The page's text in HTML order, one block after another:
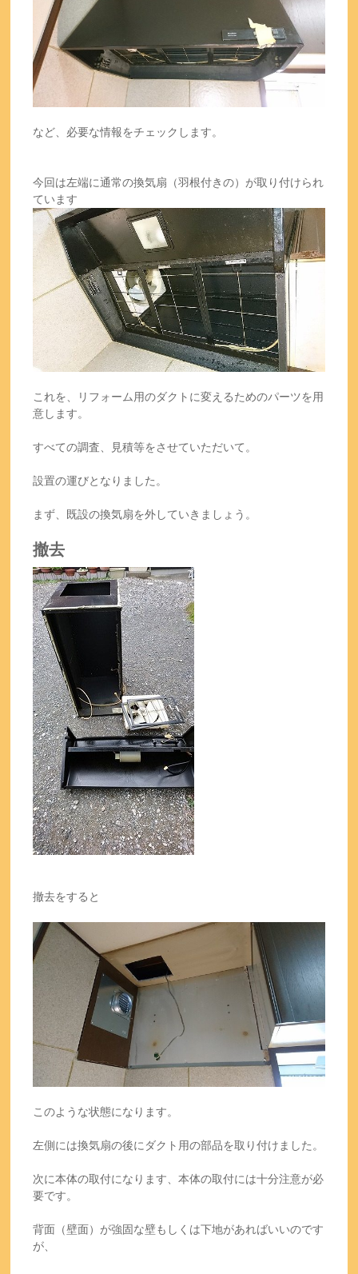
など、必要な情報をチェックします。
今回は左端に通常の換気扇（羽根付きの）が取り付けられ
ています
これを、リフォーム用のダクトに変えるためのパーツを用
意します。
すべての調査、見積等をさせていただいて。
設置の運びとなりました。
まず、既設の換気扇を外していきましょう。
撤去
撤去をすると
このような状態になります。
左側には換気扇の後にダクト用の部品を取り付けました。
次に本体の取付になります、本体の取付には十分注意が必
要です。
背面（壁面）が強固な壁もしくは下地があればいいのです
が、